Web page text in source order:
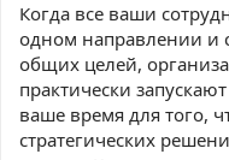
Когда все ваши
одном направлении и
общих целей,
практически
ваше время для того,
стратегических